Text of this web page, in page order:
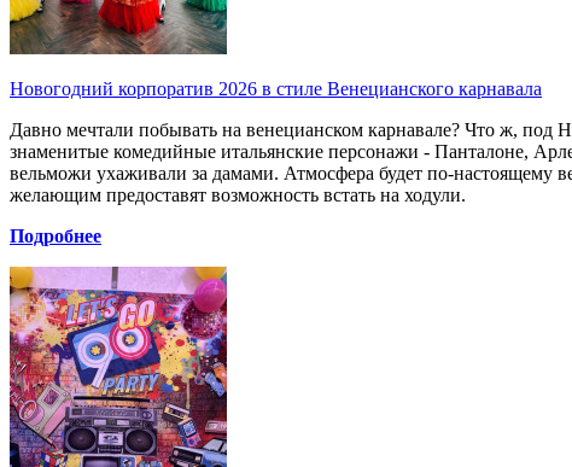
Новогодний корпоратив 2026 в стиле Венецианского карнавала
Давно мечтали побывать на венецианском карнавале? Что ж,
знаменитые комедийные итальянские персонажи - Панталоне,
вельможи ухаживали за дамами. Атмосфера будет по-
желающим предоставят возможность встать на ходули.
Подробнее